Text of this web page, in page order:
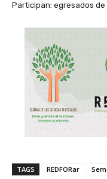
Participan: egresados de
TAGS REDFORar